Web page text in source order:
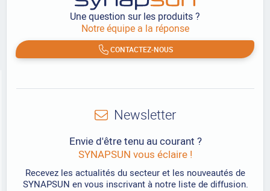
Une question sur les produits ?
Notre équipe a la réponse
CONTACTEZ-NOUS
Newsletter
Envie d'être tenu au courant ?
SYNAPSUN vous éclaire !
Recevez les actualités du secteur et les nouveautés de
SYNAPSUN en vous inscrivant à notre liste de diffusion.